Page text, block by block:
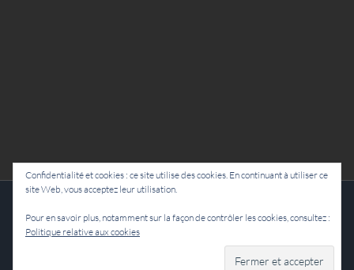
Facebook
Confidentialité et cookies : ce site utilise des cookies. En continuant à utiliser ce
site Web, vous acceptez leur utilisation.
Pour en savoir plus, notamment sur la façon de contrôler les cookies, consultez :
Politique relative aux cookies